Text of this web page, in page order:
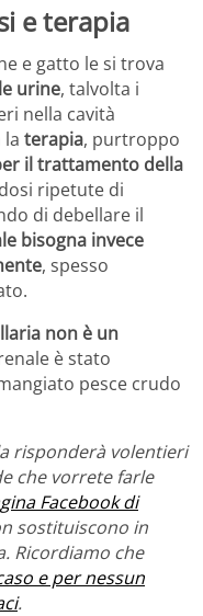
e terapia
e gatto le si trova
urine, talvolta i
nella cavità
terapia, purtroppo
il trattamento della
ripetute di
di debellare il
bisogna invece
, spesso
non è un
è stato
pesce crudo
risponderà volentieri
che vorrete farle
Facebook di
sostituiscono in
Ricordiamo che
e per nessun
.